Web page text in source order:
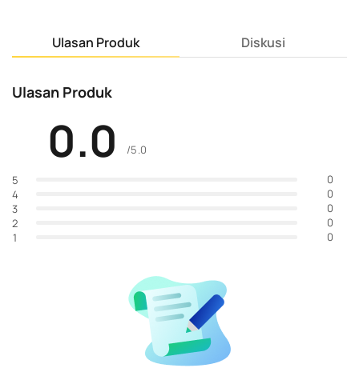
Ulasan Produk Diskusi
Ulasan Produk
0.0 /5.0
5
0
4
0
3
0
2
0
1
0